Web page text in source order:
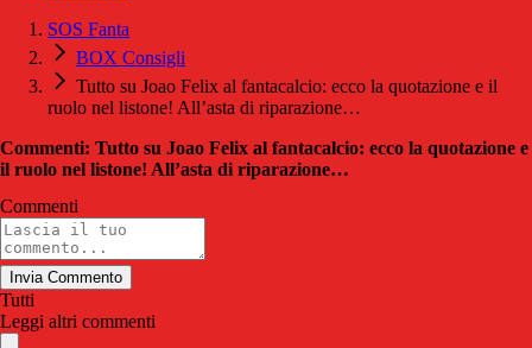
SOS Fanta
BOX Consigli
Tutto su Joao Felix al fantacalcio: ecco la quotazione e il
ruolo nel listone! All’asta di riparazione…
Commenti: Tutto su Joao Felix al fantacalcio: ecco la quotazione e
il ruolo nel listone! All’asta di riparazione…
Commenti
Invia Commento
Tutti
Leggi altri commenti